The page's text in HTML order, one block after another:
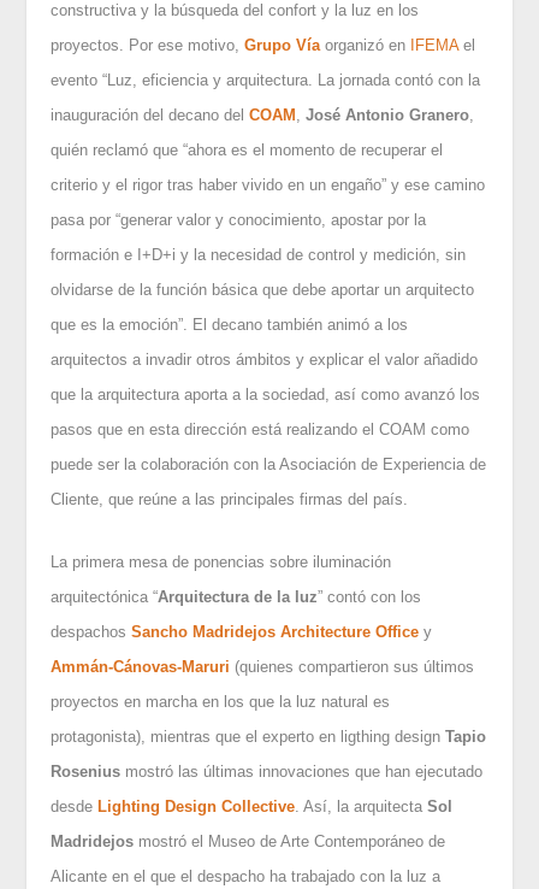
constructiva y la búsqueda del confort y la luz en los
proyectos. Por ese motivo,Grupo Víaorganizó en IFEMAel
evento “Luz, eficiencia y arquitectura. La jornada contó con la
inauguración del decano del COAM ,José Antonio Granero,
quién reclamó que “ahora es el momento de recuperar el
criterio y el rigor tras haber vivido en un engaño” y ese camino
pasa por “generar valor y conocimiento, apostar por la
formación e I+D+i y la necesidad de control y medición, sin
olvidarse de la función básica que debe aportar un arquitecto
que es la emoción”. El decano también animó a los
arquitectos a invadir otros ámbitos y explicar el valor añadido
que la arquitectura aporta a la sociedad, así como avanzó los
pasos que en esta dirección está realizando el COAM como
puede ser la colaboración con la Asociación de Experiencia de
Cliente, que reúne a las principales firmas del país.
La primera mesa de ponencias sobre iluminación
arquitectónica “Arquitectura de la luz” contó con los
despachosSancho Madridejos Architecture Office y
Ammán-Cánovas-Maruri (quienes compartieron sus últimos
proyectos en marcha en los que la luz natural es
protagonista), mientras que el experto en ligthing designTapio
Rosenius mostró las últimas innovaciones que han ejecutado
desdeLighting Design Collective . Así, la arquitectaSol
Madridejos mostró el Museo de Arte Contemporáneo de
Alicante en el que el despacho ha trabajado con la luz a